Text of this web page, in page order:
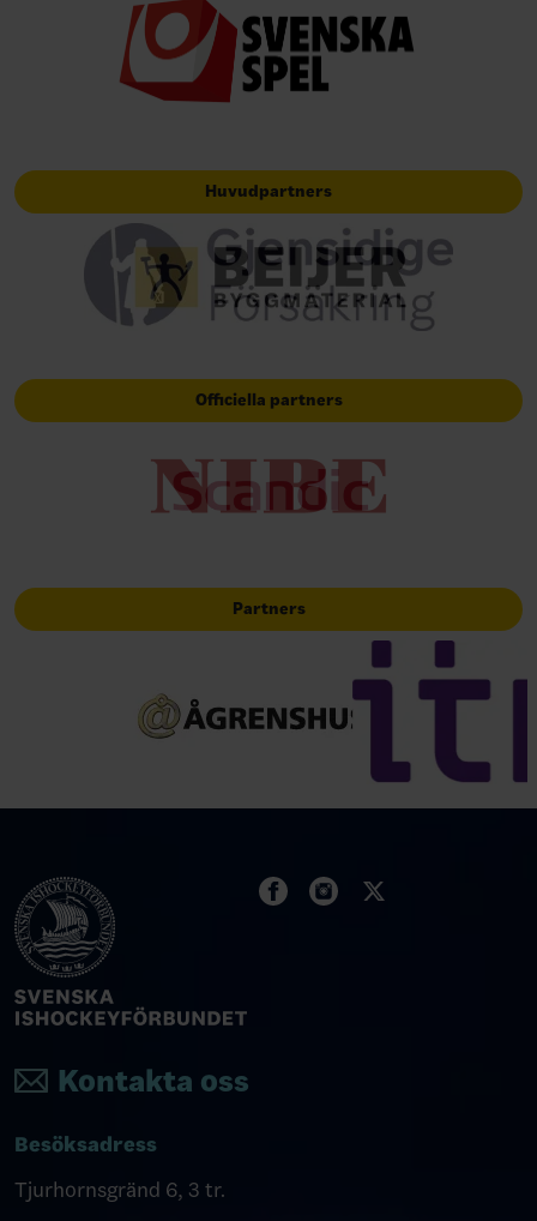
Huvudpartners
Officiella partners
Partners
Kontakta oss
Besöksadress
Tjurhornsgränd 6, 3 tr.